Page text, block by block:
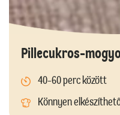
Pillecukros-
40-60 perc között
Könnyen